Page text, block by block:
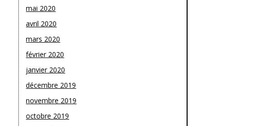
mai 2020
avril 2020
mars 2020
février 2020
janvier 2020
décembre 2019
novembre 2019
octobre 2019